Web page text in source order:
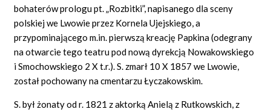
bohaterów prologu pt. „Rozbitki”, napisanego dla sceny
polskiej we Lwowie przez Kornela Ujejskiego, a
przypominającego m.in. pierwszą kreację Papkina (odegrany
na otwarcie tego teatru pod nową dyrekcją Nowakowskiego
i Smochowskiego 2 X t.r.). S. zmarł 10 X 1857 we Lwowie,
został pochowany na cmentarzu Łyczakowskim.
S. był żonaty od r. 1821 z aktorką Anielą z Rutkowskich, z